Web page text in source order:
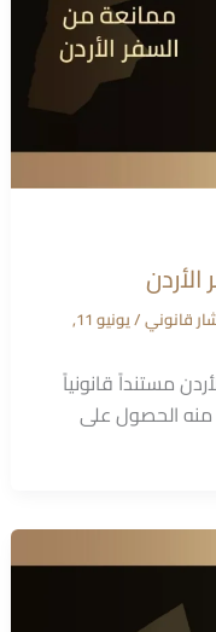
قانوني/ يونيو 11,
مستنداً قانونياً
الحصول على